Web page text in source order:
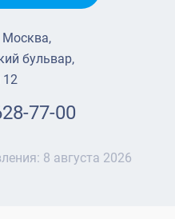
Москва,
бульвар,
77-00
8 августа 2026